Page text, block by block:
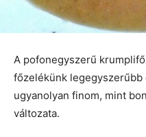
A pofonegyszerű
főzelékünk legegyszerűbb
ugyanolyan finom, mint
változata.